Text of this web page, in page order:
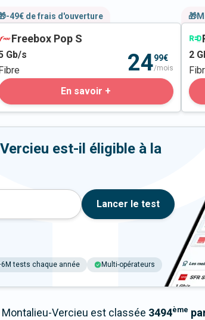
49€ de frais d'ouverture
Freebox Pop S
Gb/s
Fibre
2499€
/mois
En savoir +
2
est-il éligible à la
Lancer le test
tests chaque année Multi-opérateurs
Montalieu-Vercieu est classée 3494ème